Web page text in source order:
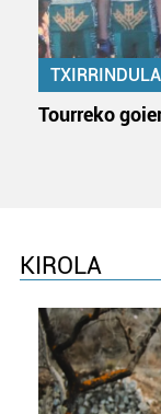
Tourreko
KIROLA